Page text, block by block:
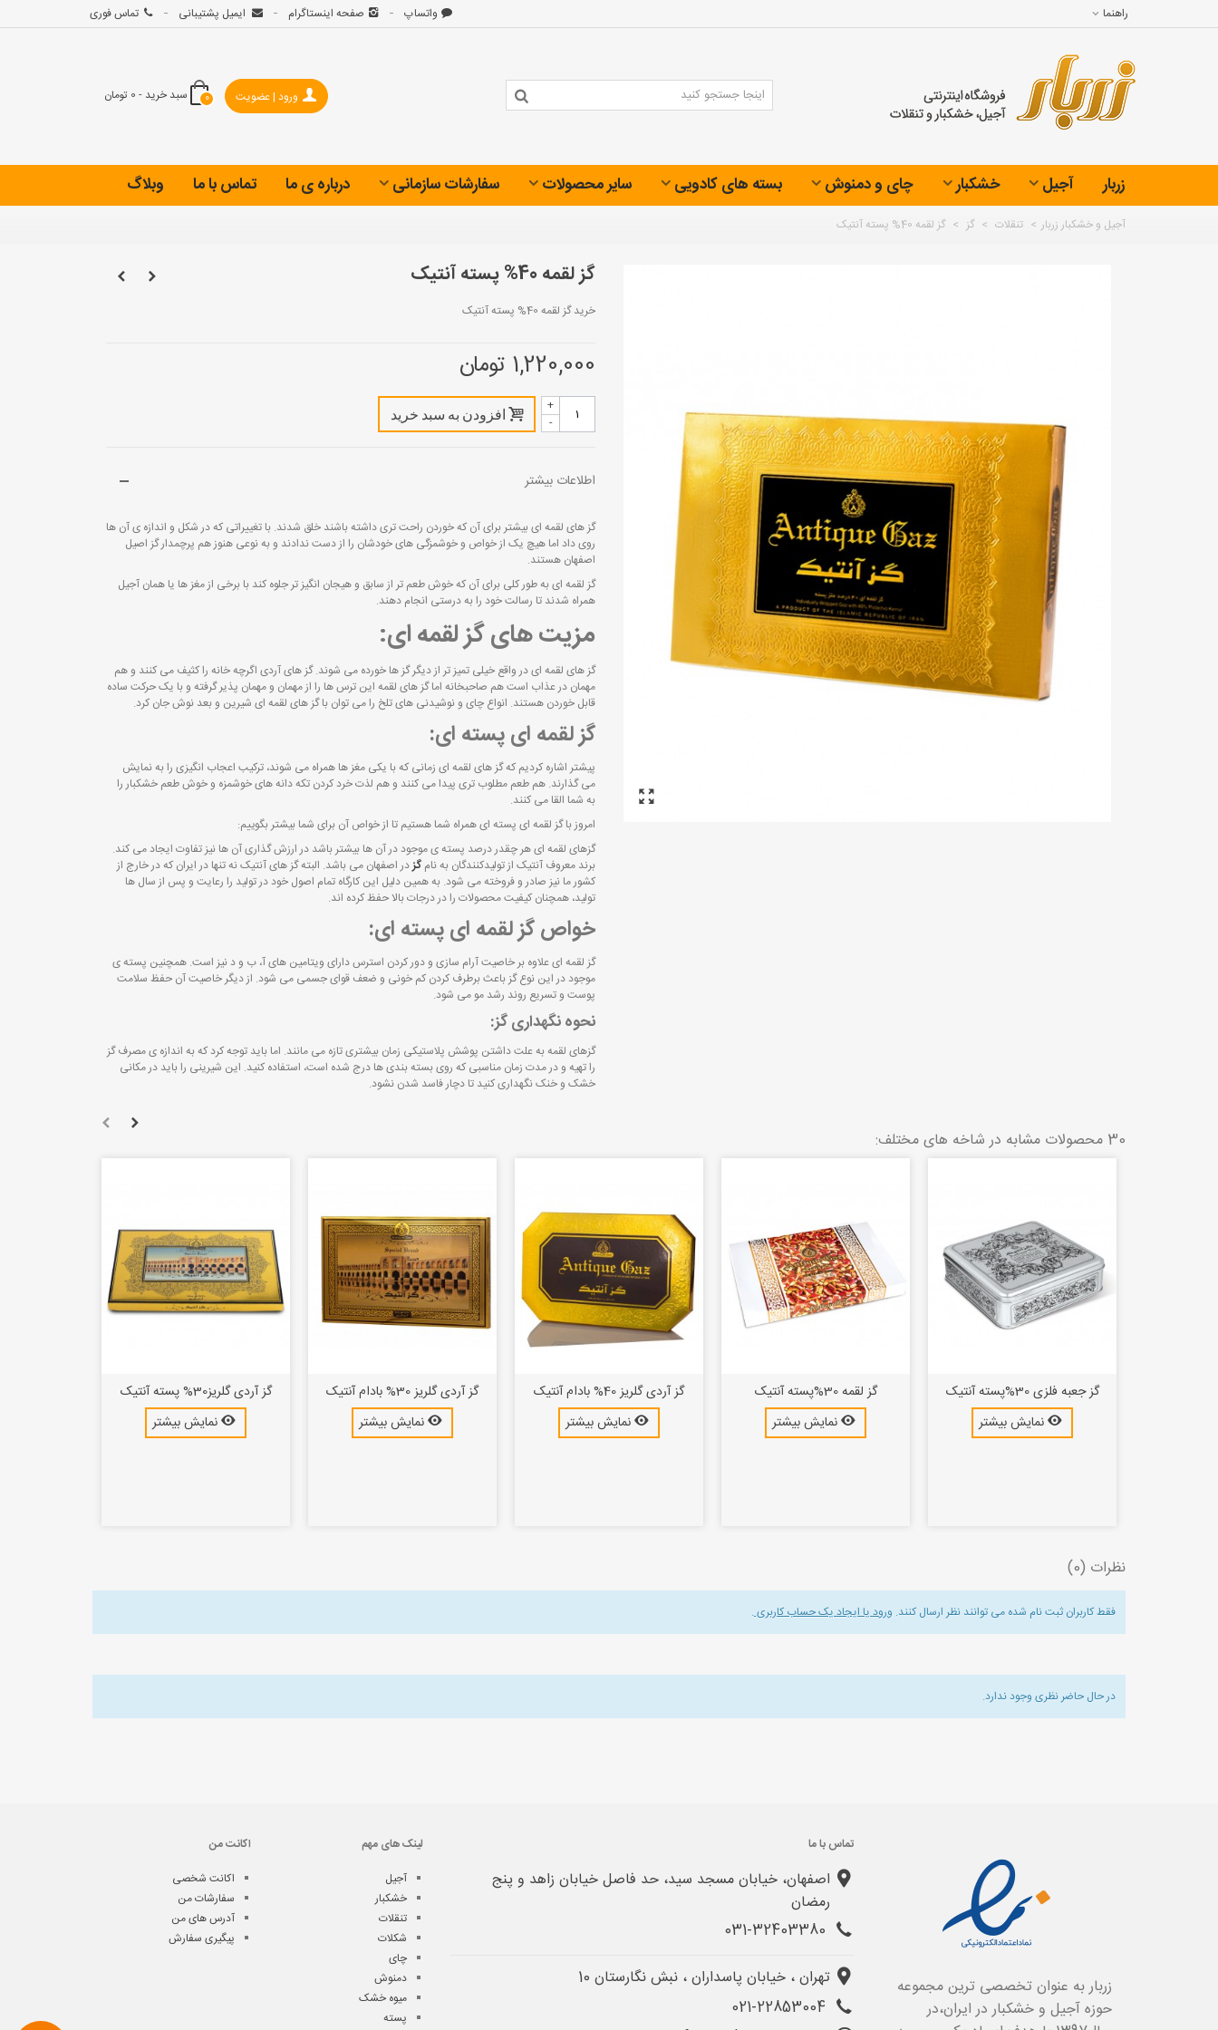
راهنما واتساپ صفحه اینستاگرام ایمیل پشتیبانی تماس فوری
0 سبد خرید - 0 تومان ورود | عضویت
زربار آجیل خشکبار چای و دمنوش بسته های کادویی سایر محصولات سفارشات سازمانی درباره ی ما تماس با ما وبلاگ
آجیل و خشکبار زربار > تنقلات > گز > گز لقمه 40% پسته آنتیک
گز لقمه 40% پسته آنتیک
خرید گز لقمه 40% پسته آنتیک
1,220,000 تومان
-
+
افزودن به سبد خرید
اطلاعات بیشتر
گز های لقمه ای بیشتر برای آن که خوردن راحت تری داشته باشند خلق شدند. با تغییراتی که در شکل و اندازه ی آن ها
روی داد اما هیچ یک از خواص و خوشمزگی های خودشان را از دست ندادند و به نوعی هنوز هم پرچمدار گز اصیل
اصفهان هستند.
گز لقمه ای به طور کلی برای آن که خوش طعم تر از سابق و هیجان انگیز تر جلوه کند با برخی از مغز ها یا همان آجیل
همراه شدند تا رسالت خود را به درستی انجام دهند.
مزیت های گز لقمه ای:
گز های لقمه ای در واقع خیلی تمیز تر از دیگر گز ها خورده می شوند. گز های آردی اگرچه خانه را کثیف می کنند و هم
مهمان در عذاب است هم صاحبخانه اما گز های لقمه این ترس ها را از مهمان و مهمان پذیر گرفته و با یک حرکت ساده
قابل خوردن هستند. انواع چای و نوشیدنی های تلخ را می توان با گز های لقمه ای شیرین و بعد نوش جان کرد.
گز لقمه ای پسته ای:
پیشتر اشاره کردیم که گز های لقمه ای زمانی که با یکی مغز ها همراه می شوند، ترکیب اعجاب انگیزی را به نمایش
می گذارند. هم طعم مطلوب تری پیدا می کنند و هم لذت خرد کردن تکه دانه های خوشمزه و خوش طعم خشکبار را
به شما القا می کنند.
امروز با گز لقمه ای پسته ای همراه شما هستیم تا از خواص آن برای شما بیشتر بگوییم:
گزهای لقمه ای هر چقدر درصد پسته ی موجود در آن ها بیشتر باشد در ارزش گذاری آن ها نیز تفاوت ایجاد می کند.
برند معروف آنتیک از تولیدکنندگان به نام گزدر اصفهان می باشد. البته گز های آنتیک نه تنها در ایران که در خارج از
کشور ما نیز صادر و فروخته می شود. به همین دلیل این کارگاه تمام اصول خود در تولید را رعایت و پس از سال ها
تولید، همچنان کیفیت محصولات را در درجات بالا حفظ کرده اند.
خواص گز لقمه ای پسته ای:
گز لقمه ای علاوه بر خاصیت آرام سازی و دور کردن استرس دارای ویتامین های آ، ب و د نیز است. همچنین پسته ی
موجود در این نوع گز باعث برطرف کردن کم خونی و ضعف قوای جسمی می شود. از دیگر خاصیت آن حفظ سلامت
پوست و تسریع روند رشد مو می شود.
نحوه نگهداری گز:
گزهای لقمه به علت داشتن پوشش پلاستیکی زمان بیشتری تازه می مانند. اما باید توجه کرد که به اندازه ی مصرف گز
را تهیه و در مدت زمان مناسبی که روی بسته بندی ها درج شده است، استفاده کنید. این شیرینی را باید در مکانی
خشک و خنک نگهداری کنید تا دچار فاسد شدن نشود.
30 محصولات مشابه در شاخه های مختلف:
گز آردی گلریز30% پسته آنتیک
نمایش بیشتر
گز آردی گلریز 30% بادام آنتیک
نمایش بیشتر
گز آردی گلریز 40% بادام آنتیک
نمایش بیشتر
گز لقمه 30%پسته آنتیک
نمایش بیشتر
گز جعبه فلزی 30%پسته آنتیک
نمایش بیشتر
نظرات (0)
فقط کاربران ثبت نام شده می توانند نظر ارسال کنند. ورود یا ایجاد یک حساب کاربری.
در حال حاضر نظری وجود ندارد.
اکانت من
اکانت شخصی
سفارشات من
آدرس های من
پیگیری سفارش
لینک های مهم
آجیل
خشکبار
تنقلات
شکلات
چای
دمنوش
میوه خشک
پسته
تماس با ما
اصفهان، خیابان مسجد سید، حد فاصل خیابان زاهد و پنج
رمضان
تهران ، خیابان پاسداران ، نبش نگارستان 10
زربار به عنوان تخصصی ترین مجموعه
حوزه آجیل و خشکبار در ایران،در